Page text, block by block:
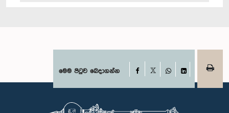
මෙම පිටුව බෙදාගන්න Facebook
WhatsAppLinkedIn